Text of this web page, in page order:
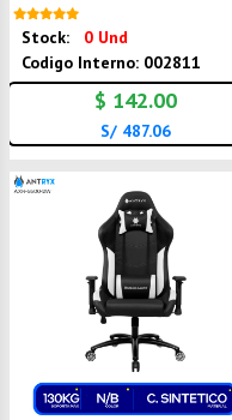
Stock:
0 Und
Codigo Interno: 002811
$ 142.00
S/ 487.06